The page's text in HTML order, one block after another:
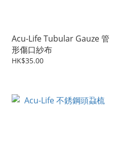
Acu-Life Tubular Gauze 管
形傷口紗布
HK$35.00